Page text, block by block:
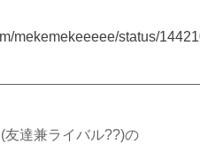
mekemekeeeee/status/
友達兼ライバル??)の